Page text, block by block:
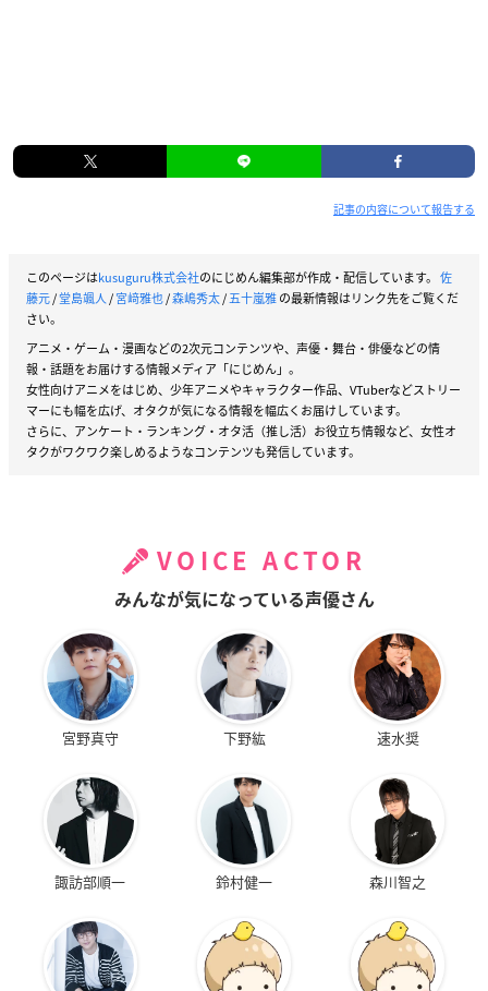
記事の内容について報告する
このページはkusuguru株式会社のにじめん編集部が作成・配信しています。 佐
藤元/堂島颯人/宮﨑雅也/森嶋秀太/五十嵐雅の最新情報はリンク先をご覧くだ
さい。
アニメ・ゲーム・漫画などの2次元コンテンツや、声優・舞台・俳優などの情
報・話題をお届けする情報メディア「にじめん」。
女性向けアニメをはじめ、少年アニメやキャラクター作品、VTuberなどストリー
マーにも幅を広げ、オタクが気になる情報を幅広くお届けしています。
さらに、アンケート・ランキング・オタ活（推し活）お役立ち情報など、女性オ
タクがワクワク楽しめるようなコンテンツも発信しています。
VOICE ACTOR
みんなが気になっている声優さん
宮野真守 下野紘 速水奨
諏訪部順一 鈴村健一 森川智之